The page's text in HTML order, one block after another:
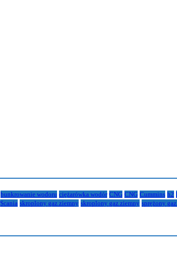
bunkrowanie wodoru ciężarówka wodór CNG CNG Cummins h2
Scania skroplony gaz ziemny skroplony gaz ziemny sprężony